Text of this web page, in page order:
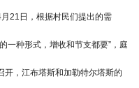
21日，根据村民们提出的需
一种形式，增收和节支都要”，庭
开，江布塔斯和加勒特尔塔斯的